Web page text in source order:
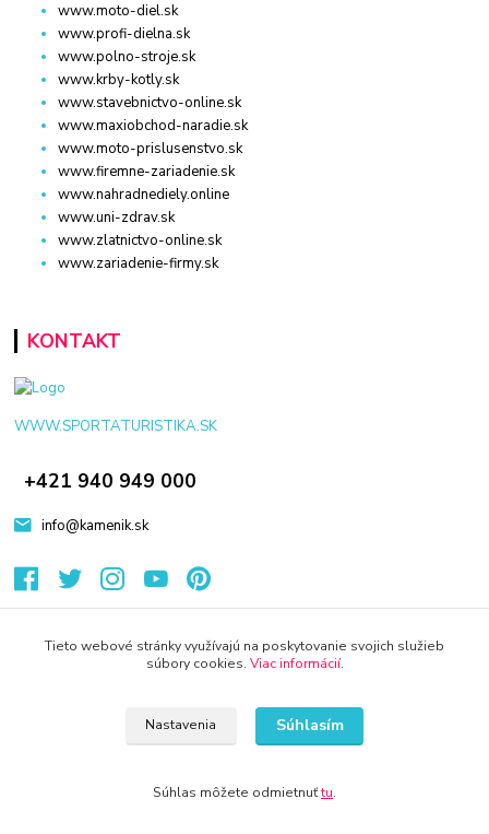
www.moto-diel.sk
www.profi-dielna.sk
www.polno-stroje.sk
www.krby-kotly.sk
www.stavebnictvo-online.sk
www.maxiobchod-naradie.sk
www.moto-prislusenstvo.sk
www.firemne-zariadenie.sk
www.nahradnediely.online
www.uni-zdrav.sk
www.zlatnictvo-online.sk
www.zariadenie-firmy.sk
KONTAKT
WWW.SPORTATURISTIKA.SK
+421 940 949 000
info@kamenik.sk
Tieto webové stránky využívajú na poskytovanie svojich služieb
súbory cookies. Viac informácií.
Nastavenia Súhlasím
Súhlas môžete odmietnuťtu.